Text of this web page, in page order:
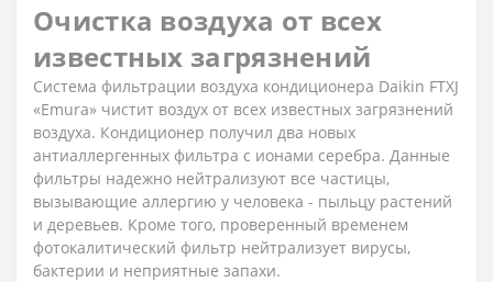
Очистка воздуха от всех
известных загрязнений
Система фильтрации воздуха кондиционера Daikin FTXJ
«Emura» чистит воздух от всех известных загрязнений
воздуха. Кондиционер получил два новых
антиаллергенных фильтра с ионами серебра. Данные
фильтры надежно нейтрализуют все частицы,
вызывающие аллергию у человека - пыльцу растений
и деревьев. Кроме того, проверенный временем
фотокалитический фильтр нейтрализует вирусы,
бактерии и неприятные запахи.